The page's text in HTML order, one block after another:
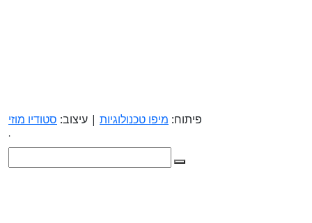
פיתוח: מיפו טכנולוגיות | עיצוב: סטודיו מוזי
.